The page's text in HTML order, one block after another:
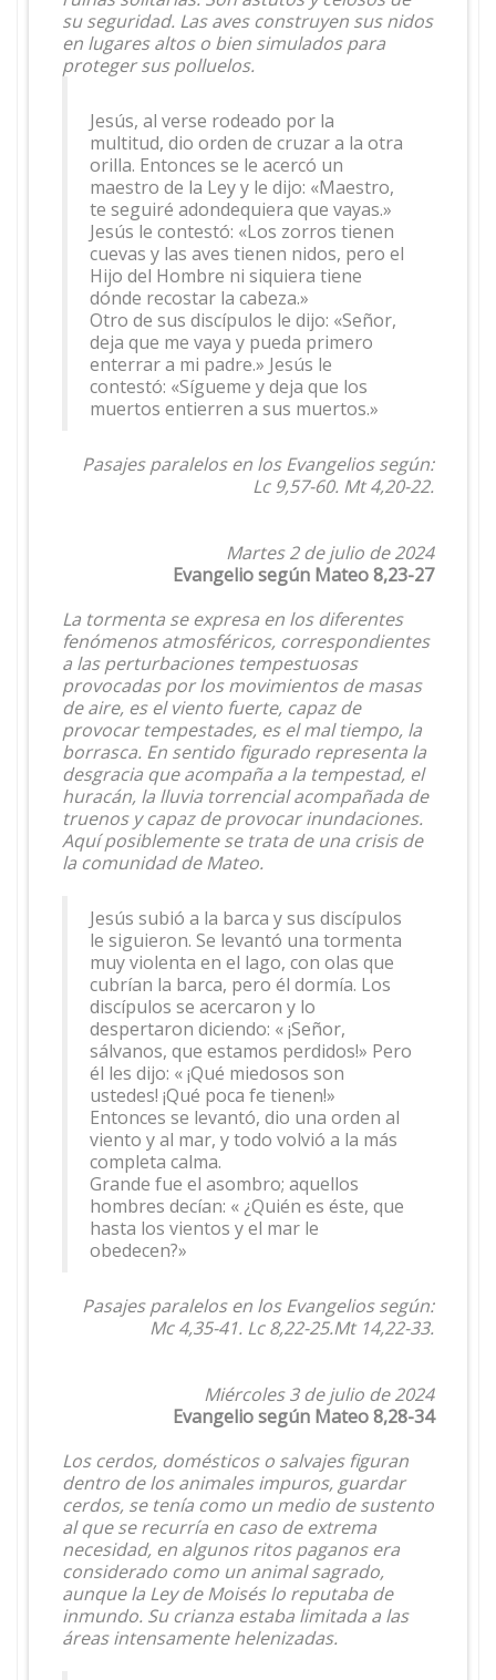
su seguridad. Las aves construyen sus nidos
en lugares altos o bien simulados para
proteger sus polluelos.
Jesús, al verse rodeado por la
multitud, dio orden de cruzar a la otra
orilla. Entonces se le acercó un
maestro de la Ley y le dijo: «Maestro,
te seguiré adondequiera que vayas.»
Jesús le contestó: «Los zorros tienen
cuevas y las aves tienen nidos, pero el
Hijo del Hombre ni siquiera tiene
dónde recostar la cabeza.»
Otro de sus discípulos le dijo: «Señor,
deja que me vaya y pueda primero
enterrar a mi padre.» Jesús le
contestó: «Sígueme y deja que los
muertos entierren a sus muertos.»
Pasajes paralelos en los Evangelios según:
Lc 9,57-60. Mt 4,20-22.
Martes 2 de julio de 2024
Evangelio según Mateo 8,23-27
La tormenta se expresa en los diferentes
fenómenos atmosféricos, correspondientes
a las perturbaciones tempestuosas
provocadas por los movimientos de masas
de aire, es el viento fuerte, capaz de
provocar tempestades, es el mal tiempo, la
borrasca. En sentido figurado representa la
desgracia que acompaña a la tempestad, el
huracán, la lluvia torrencial acompañada de
truenos y capaz de provocar inundaciones.
Aquí posiblemente se trata de una crisis de
la comunidad de Mateo.
Jesús subió a la barca y sus discípulos
le siguieron. Se levantó una tormenta
muy violenta en el lago, con olas que
cubrían la barca, pero él dormía. Los
discípulos se acercaron y lo
despertaron diciendo: « ¡Señor,
sálvanos, que estamos perdidos!» Pero
él les dijo: « ¡Qué miedosos son
ustedes! ¡Qué poca fe tienen!»
Entonces se levantó, dio una orden al
viento y al mar, y todo volvió a la más
completa calma.
Grande fue el asombro; aquellos
hombres decían: « ¿Quién es éste, que
hasta los vientos y el mar le
obedecen?»
Pasajes paralelos en los Evangelios según:
Mc 4,35-41. Lc 8,22-25.Mt 14,22-33.
Miércoles 3 de julio de 2024
Evangelio según Mateo 8,28-34
Los cerdos, domésticos o salvajes figuran
dentro de los animales impuros, guardar
cerdos, se tenía como un medio de sustento
al que se recurría en caso de extrema
necesidad, en algunos ritos paganos era
considerado como un animal sagrado,
aunque la Ley de Moisés lo reputaba de
inmundo. Su crianza estaba limitada a las
áreas intensamente helenizadas.